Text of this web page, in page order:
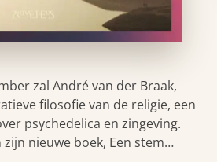
zal André van der Braak,
filosofie van de religie, een
psychedelica en zingeving.
nieuwe boek, Een stem…